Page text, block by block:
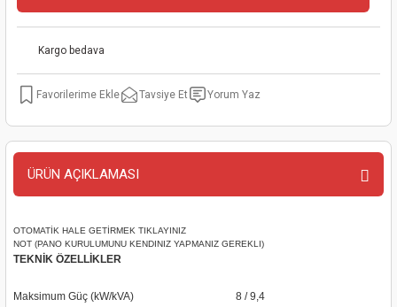
Makinası
Kargo bedava
Tavsiye Et Yorum Yaz
ÜRÜN AÇIKLAMASI
OTOMATİK HALE GETİRMEK TIKLAYINIZ
NOT (PANO KURULUMUNU KENDINIZ YAPMANIZ GEREKLI)
TEKNİK ÖZELLİKLER
Maksimum Güç (kW/kVA)
8 / 9,4